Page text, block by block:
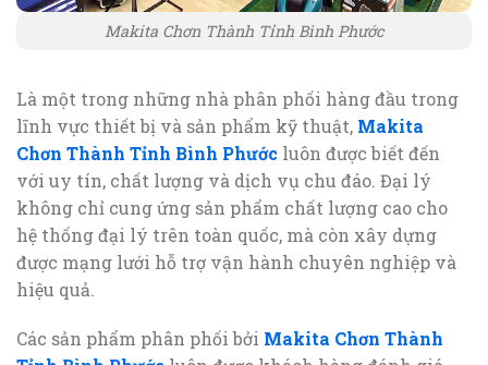
Makita Chơn Thành Tỉnh Bình Phước
Là một trong những nhà phân phối hàng đầu trong
lĩnh vực thiết bị và sản phẩm kỹ thuật, Makita
Chơn Thành Tỉnh Bình Phước luôn được biết đến
với uy tín, chất lượng và dịch vụ chu đáo. Đại lý
không chỉ cung ứng sản phẩm chất lượng cao cho
hệ thống đại lý trên toàn quốc, mà còn xây dựng
được mạng lưới hỗ trợ vận hành chuyên nghiệp và
hiệu quả.
Các sản phẩm phân phối bởi Makita Chơn Thành